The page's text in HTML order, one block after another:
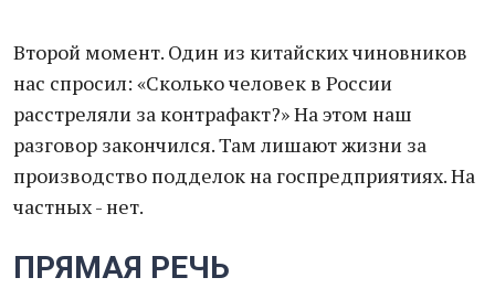
Второй момент. Один из китайских чиновников
нас спросил: «Сколько человек в России
расстреляли за контрафакт?» На этом наш
разговор закончился. Там лишают жизни за
производство подделок на госпредприятиях. На
частных - нет.
ПРЯМАЯ РЕЧЬ